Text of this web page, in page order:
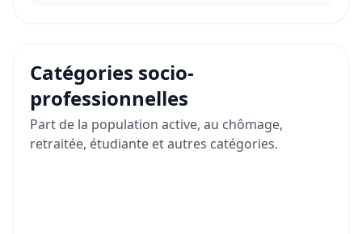
Catégories socio-
professionnelles
Part de la population active, au chômage,
retraitée, étudiante et autres catégories.